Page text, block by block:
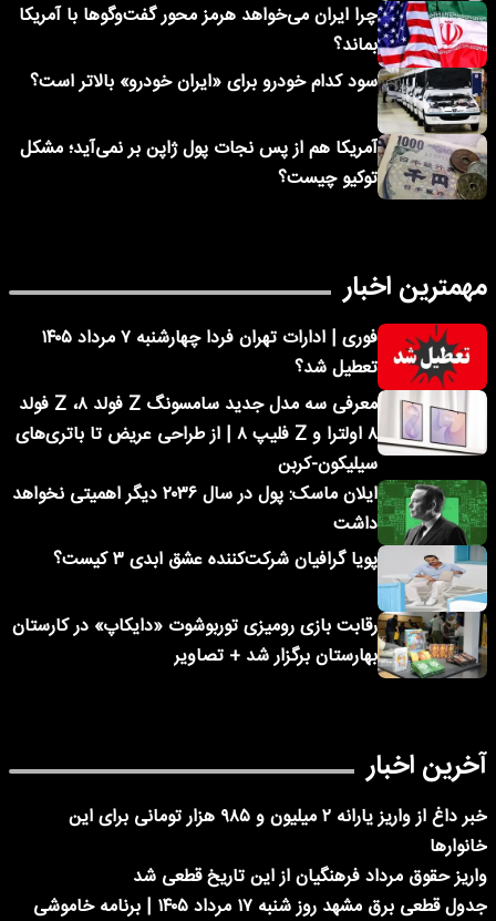
چرا ایران می‌خواهد هرمز محور گفت‌وگوها با آمریکا
بماند؟
سود کدام خودرو برای «ایران خودرو» بالاتر است؟
آمریکا هم از پس نجات پول ژاپن بر نمی‌آید؛ مشکل
توکیو چیست؟
مهمترین اخبار
فوری | ادارات تهران فردا چهارشنبه ۷ مرداد ۱۴۰۵
تعطیل شد؟
معرفی سه مدل جدید سامسونگ Z فولد ۸، Z فولد
۸ اولترا و Z فلیپ ۸ | از طراحی عریض تا باتری‌های
سیلیکون-کربن
ایلان ماسک: پول در سال ۲۰۳۶ دیگر اهمیتی نخواهد
داشت
پویا گرافیان شرکت‌کننده عشق ابدی ۳ کیست؟
رقابت بازی رومیزی توربوشوت «دایکاپ» در کارستان
بهارستان برگزار شد + تصاویر
آخرین اخبار
خبر داغ از واریز یارانه ۲ میلیون و ۹۸۵ هزار تومانی برای این
خانوارها
واریز حقوق مرداد فرهنگیان از این تاریخ قطعی شد
جدول قطعی برق مشهد روز شنبه ۱۷ مرداد ۱۴۰۵ | برنامه خاموشی